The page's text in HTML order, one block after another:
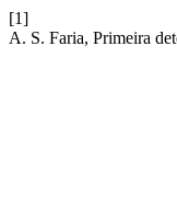
[1]
A. S. Faria, Primeira